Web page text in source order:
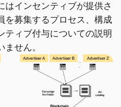
はインセンティブが提供さ
を募集するプロセス、構成
ティブ付与についての説明
せん。